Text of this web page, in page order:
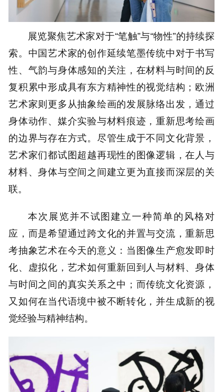
展览聚焦艺术家对于“笔触”与“物性”的持续探
索。中国艺术家的创作延续笔墨传统中对于书写
性、气韵与身体感知的关注，在材料与时间的反
复积累中形成具有东方精神性的视觉结构；欧洲
艺术家则更多从抽象绘画的发展脉络出发，通过
身体动作、媒介实验与材料痕迹，重新思考绘画
的边界与存在方式。尽管生成于不同文化背景，
艺术家们都试图超越再现性的图像逻辑，在人与
材料、身体与空间之间建立更为直接而深层的关
联。
本次展览并不试图建立一种简单的风格对
应，而是希望通过跨文化的并置与交流，重新思
考抽象艺术在今天的意义：当图像生产愈发即时
化、虚拟化，艺术如何重新回到人与材料、身体
与时间之间的真实关系之中；而传统文化资源，
又如何在当代语境中被不断转化，并生成新的视
觉经验与精神结构。